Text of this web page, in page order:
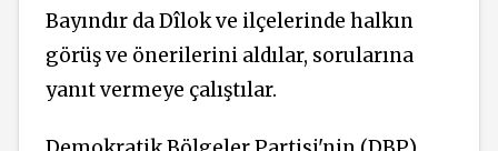
Bayındır da Dîlok ve ilçelerinde halkın
görüş ve önerilerini aldılar, sorularına
yanıt vermeye çalıştılar.